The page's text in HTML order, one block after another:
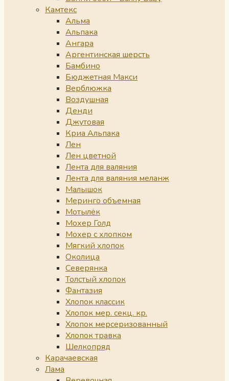
Камтекс
Альма
Альпака
Ангара
Аргентинская шерсть
Бамбино
Бюджетная Макси
Верблюжка
Воздушная
Денди
Джутовая
Криа Альпака
Лен
Лен цветной
Лента для валяния
Лента для валяния меланж
Малышок
Меринго объемная
Мотылёк
Мохер Голд
Мохер с хлопком
Мягкий хлопок
Околица
Северянка
Толстый хлопок
Фантазия
Хлопок классик
Хлопок мер. секц. кр.
Хлопок мерсеризованный
Хлопок травка
Шелкопряд
Карачаевская
Лама